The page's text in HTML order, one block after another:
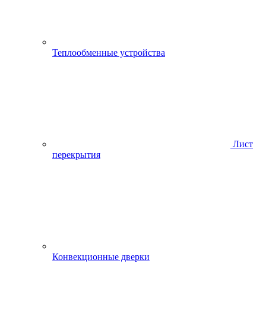
Теплообменные устройства
Лист
перекрытия
Конвекционные дверки